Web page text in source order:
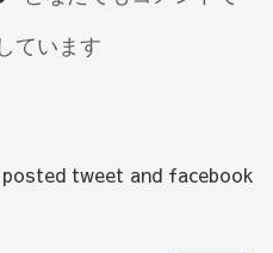
ています
tweet and facebook